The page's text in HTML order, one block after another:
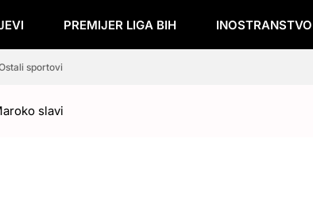
PREMIJER LIGA BIH INOSTRANSTVO
sportovi
slavi